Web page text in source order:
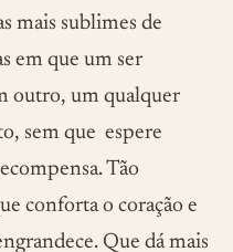
mais sublimes de
em que um ser
outro, um qualquer
sem que espere
Tão
conforta o coração e
Que dá mais